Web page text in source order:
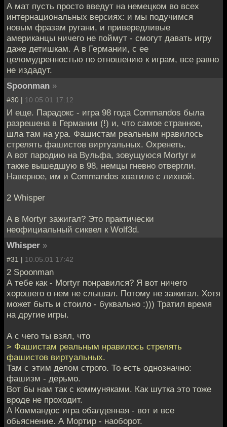
А мат пусть просто введут на немецком во всех
интернациональных версиях: и мы подучимся
новым фразам ругани, и привередливые
американцы ничего не поймут - смогут давать игру
даже детишкам. А в Германии, с ее
целомудренностью по отношению к играм, все равно
не издадут.
Spoonman »
#30 | 10.05.01 17:12
И еще. Парадокс - игра 98 года Commandos была
разрешена в Германии (!) и, что самое странное,
шла там на ура. Фашистам реальным нравилось
стрелять фашистов виртуальных. Охренеть.
А вот пародию на Вульфа, зовущуюся Mortyr и
также вышедшую в 98, немцы гневно отвергли.
Наверное, им и Commandos хватило с лихвой.
2 Whisper
А в Mortyr зажигал? Это практически
неофициальный сиквел к Wolf3d.
Whisper »
#31 | 10.05.01 17:42
2 Spoonman
А тебе как - Mortyr понравился? Я вот ничего
хорошего о нем не слышал. Потому не зажигал. Хотя
может быть и стоило - буквально :))) Тратил время
на другие игры.
А с чего ты взял, что
> Фашистам реальным нравилось стрелять
фашистов виртуальных.
Там с этим делом строго. То есть однозначно:
фашизм - дерьмо.
Вот бы нам так с коммуняками. Как шутка это тоже
вроде не проходит.
А Коммандос игра обалденная - вот и все
обьяснение. А Мортир - наоборот.